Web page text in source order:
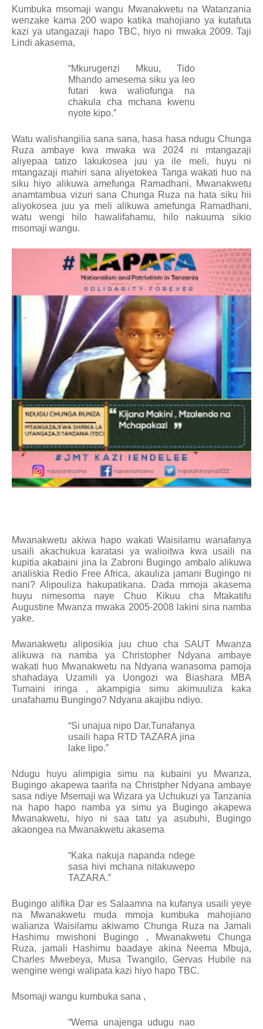
Kumbuka msomaji wangu Mwanakwetu na Watanzania
wenzake kama 200 wapo katika mahojiano ya kutafuta
kazi ya utangazaji hapo TBC, hiyo ni mwaka 2009. Taji
Lindi akasema,
“Mkurugenzi Mkuu, Tido
Mhando amesema siku ya leo
futari kwa waliofunga na
chakula cha mchana kwenu
nyote kipo.”
Watu walishangilia sana sana, hasa hasa ndugu Chunga
Ruza ambaye kwa mwaka wa 2024 ni mtangazaji
aliyepaa tatizo lakukosea juu ya ile meli, huyu ni
mtangazaji mahiri sana aliyetokea Tanga wakati huo na
siku hiyo alikuwa amefunga Ramadhani, Mwanakwetu
anamtambua vizuri sana Chunga Ruza na hata siku hii
aliyokosea juu ya meli alikuwa amefunga Ramadhani,
watu wengi hilo hawalifahamu, hilo nakuuma sikio
msomaji wangu.
Mwanakwetu akiwa hapo wakati Waisilamu wanafanya
usaili akachukua karatasi ya walioitwa kwa usaili na
kupitia akabaini jina la Zabroni Bugingo ambalo alikuwa
analiskia Redio Free Africa, akauliza jamani Bugingo ni
nani? Alipouliza hakupatikana. Dada mmoja akasema
huyu nimesoma naye Chuo Kikuu cha Mtakatifu
Augustine Mwanza mwaka 2005-2008 lakini sina namba
yake.
Mwanakwetu aliposikia juu chuo cha SAUT Mwanza
alikuwa na namba ya Christopher Ndyana ambaye
wakati huo Mwanakwetu na Ndyana wanasoma pamoja
shahadaya Uzamili ya Uongozi wa Biashara MBA
Tumaini iringa , akampigia simu akimuuliza kaka
unafahamu Bungingo? Ndyana akajibu ndiyo.
“Si unajua nipo Dar,Tunafanya
usaili hapa RTD TAZARA jina
lake lipo.”
Ndugu huyu alimpigia simu na kubaini yu Mwanza,
Bugingo akapewa taarifa na Christpher Ndyana ambaye
sasa ndiye Msemaji wa Wizara ya Uchukuzi ya Tanzania
na hapo hapo namba ya simu ya Bugingo akapewa
Mwanakwetu, hiyo ni saa tatu ya asubuhi, Bugingo
akaongea na Mwanakwetu akasema
“Kaka nakuja napanda ndege
sasa hivi mchana nitakuwepo
TAZARA.”
Bugingo alifika Dar es Salaamna na kufanya usaili yeye
na Mwanakwetu muda mmoja kumbuka mahojiano
walianza Waisilamu akiwamo Chunga Ruza na Jamali
Hashimu mwishoni Bugingo , Mwanakwetu Chunga
Ruza, jamali Hashimu baadaye akina Neema Mbuja,
Charles Mwebeya, Musa Twangilo, Gervas Hubile na
wengine wengi walipata kazi hiyo hapo TBC.
Msomaji wangu kumbuka sana ,
“Wema unajenga udugu nao